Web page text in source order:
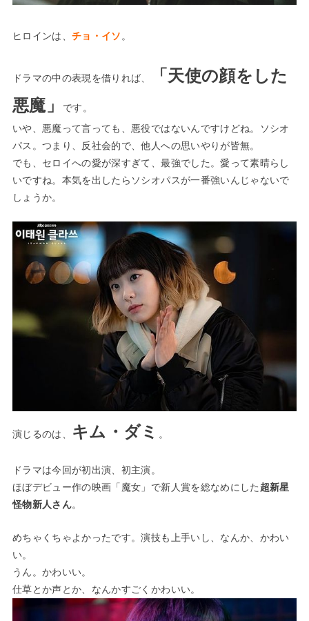
ヒロインは、チョ・イソ。
ドラマの中の表現を借りれば、
「天使の顔をした
悪魔」
です。
いや、悪魔って言っても、悪役ではないんですけどね。ソシオ
パス。つまり、反社会的で、他人への思いやりが皆無。
でも、セロイへの愛が深すぎて、最強でした。愛って素晴らし
いですね。本気を出したらソシオパスが一番強いんじゃないで
しょうか。
演じるのは、 キム・ダミ 。
ドラマは今回が初出演、初主演。
ほぼデビュー作の映画「魔女」で新人賞を総なめにした 超新星
怪物新人さん。
めちゃくちゃよかったです。演技も上手いし、なんか、かわい
い。
うん。かわいい。
仕草とか声とか、なんかすごくかわいい。